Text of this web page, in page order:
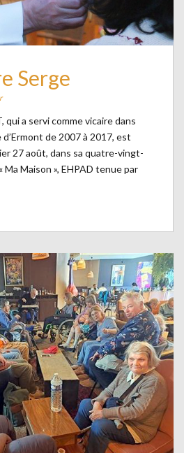
Serge
qui a servi comme vicaire dans
de 2007 à 2017, est
27 août, dans sa quatre-vingt-
Ma Maison », EHPAD tenue par